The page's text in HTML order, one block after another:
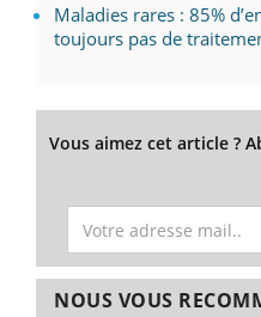
Maladies rares : 85%
toujours pas de
Vous aimez cet article ?
NOUS VOUS